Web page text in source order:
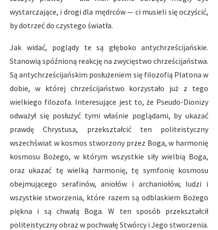
wystarczające, i drogi dla mędrców — ci musieli się oczyścić,
by dotrzeć do czystego światła.
Jak widać, poglądy te są głęboko antychrześcijańskie.
Stanowią spóźnioną reakcję na zwycięstwo chrześcijaństwa.
Są antychrześcijańskim posłużeniem się filozofią Platona w
dobie, w której chrześcijaństwo korzystało już z tego
wielkiego filozofa. Interesujące jest to, że Pseudo-Dionizy
odważył się posłużyć tymi właśnie poglądami, by ukazać
prawdę Chrystusa, przekształcić ten politeistyczny
wszechświat w kosmos stworzony przez Boga, w harmonię
kosmosu Bożego, w którym wszystkie siły wielbią Boga,
oraz ukazać tę wielką harmonię, tę symfonię kosmosu
obejmującego serafinów, aniołów i archaniołów, ludzi i
wszystkie stworzenia, które razem są odblaskiem Bożego
piękna i są chwałą Boga. W ten sposób przekształcił
politeistyczny obraz w pochwałę Stwórcy i Jego stworzenia.